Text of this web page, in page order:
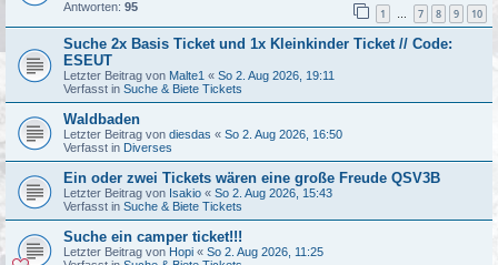
Antworten: 95 1 … 7 8 9 10
Suche 2x Basis Ticket und 1x Kleinkinder Ticket // Code:
ESEUT
Letzter Beitrag von Malte1 « So 2. Aug 2026, 19:11
Verfasst in Suche & Biete Tickets
Waldbaden
Letzter Beitrag von diesdas « So 2. Aug 2026, 16:50
Verfasst in Diverses
Ein oder zwei Tickets wären eine große Freude QSV3B
Letzter Beitrag von Isakio « So 2. Aug 2026, 15:43
Verfasst in Suche & Biete Tickets
Suche ein camper ticket!!!
Letzter Beitrag von Hopi « So 2. Aug 2026, 11:25